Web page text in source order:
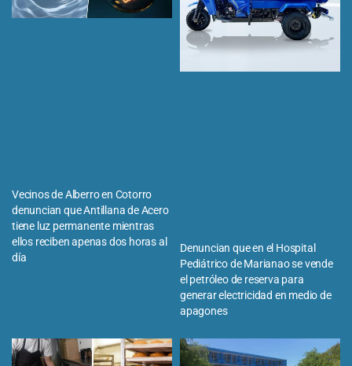
Vecinos de Alberro en Cotorro
denuncian que Antillana de Acero
tiene luz permanente mientras
ellos reciben apenas dos horas al
día
Denuncian que en el Hospital
Pediátrico de Marianao se vende
el petróleo de reserva para
generar electricidad en medio de
apagones